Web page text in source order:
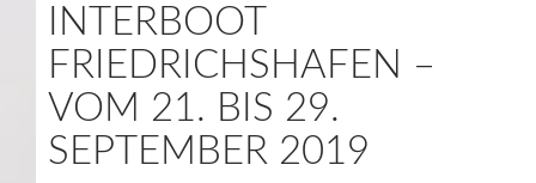
INTERBOOT
FRIEDRICHSHAFEN –
VOM 21. BIS 29.
SEPTEMBER 2019